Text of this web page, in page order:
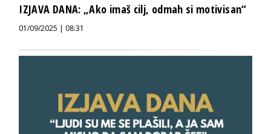
IZJAVA DANA: „Ako imaš cilj, odmah si motivisan“
01/09/2025 | 08:31